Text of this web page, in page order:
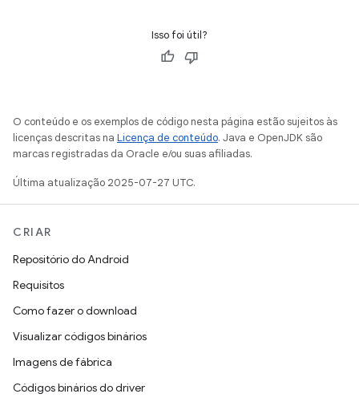
Isso foi útil?
O conteúdo e os exemplos de código nesta página estão sujeitos às
licenças descritas na Licença de conteúdo. Java e OpenJDK são
marcas registradas da Oracle e/ou suas afiliadas.
Última atualização 2025-07-27 UTC.
CRIAR
Repositório do Android
Requisitos
Como fazer o download
Visualizar códigos binários
Imagens de fábrica
Códigos binários do driver